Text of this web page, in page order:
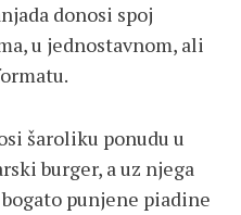
donosi spoj
u jednostavnom, ali
šaroliku ponudu u
burger, a uz njega
punjene piadine